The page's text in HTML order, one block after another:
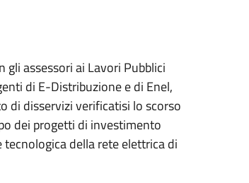
gli assessori ai Lavori Pubblici
di E-Distribuzione e di Enel,
di disservizi verificatisi lo scorso
dei progetti di investimento
della rete elettrica di